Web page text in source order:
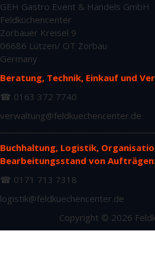
GEH Gastro Event & Handels GmbH
Feldküchencenter
Zorbauer Kreisel 9
06686 Lützen/ OT Zorbau
Germany
Beratung, Technik, Einkauf und
☎ 0163 372 7740
verwaltung@feldkuechencenter.de
Buchhaltung, Logistik,
Bearbeitungsstand von
☎ 0171 713 7318
logistik@feldkuechencenter.de
Copyright © 2026